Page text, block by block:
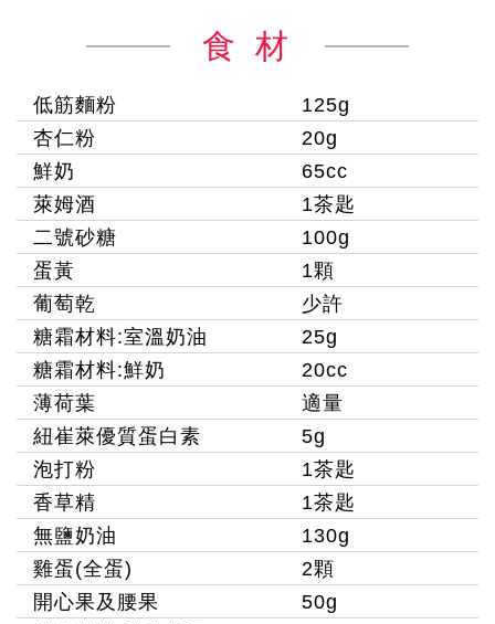
食 材
低筋麵粉
125g
杏仁粉
20g
鮮奶
65cc
萊姆酒
1茶匙
二號砂糖
100g
蛋黃
1顆
葡萄乾
少許
糖霜材料:室溫奶油
25g
糖霜材料:鮮奶
20cc
薄荷葉
適量
紐崔萊優質蛋白素
5g
泡打粉
1茶匙
香草精
1茶匙
無鹽奶油
130g
雞蛋(全蛋)
2顆
開心果及腰果
50g